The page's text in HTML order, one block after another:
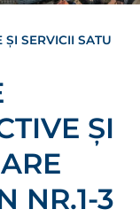
ȘI SERVICII SATU
ȘI
NR.1-3